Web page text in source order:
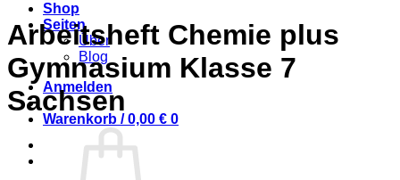
Shop
Seiten
Über
Blog
Anmelden
Warenkorb /0,00 € 0
Arbeitsheft Chemie plus
Gymnasium Klasse 7
Sachsen